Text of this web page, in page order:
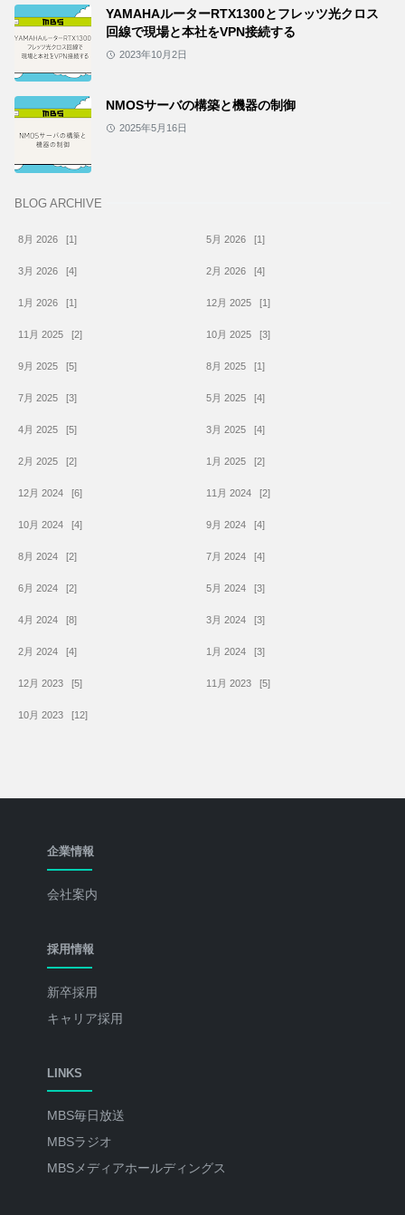
YAMAHAルーターRTX1300とフレッツ光クロス
回線で現場と本社をVPN接続する
2023年10月2日
NMOSサーバの構築と機器の制御
2025年5月16日
BLOG ARCHIVE
8月 2026 [1] 5月 2026 [1]
3月 2026 [4] 2月 2026 [4]
1月 2026 [1] 12月 2025 [1]
11月 2025 [2] 10月 2025 [3]
9月 2025 [5] 8月 2025 [1]
7月 2025 [3] 5月 2025 [4]
4月 2025 [5] 3月 2025 [4]
2月 2025 [2] 1月 2025 [2]
12月 2024 [6] 11月 2024 [2]
10月 2024 [4] 9月 2024 [4]
8月 2024 [2] 7月 2024 [4]
6月 2024 [2] 5月 2024 [3]
4月 2024 [8] 3月 2024 [3]
2月 2024 [4] 1月 2024 [3]
12月 2023 [5] 11月 2023 [5]
10月 2023 [12]
企業情報
会社案内
採用情報
新卒採用
キャリア採用
LINKS
MBS毎日放送
MBSラジオ
MBSメディアホールディングス